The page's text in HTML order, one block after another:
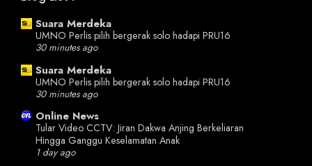
Suara Merdeka
UMNO Perlis pilih bergerak solo hadapi PRU16
30 minutes ago
Suara Merdeka
UMNO Perlis pilih bergerak solo hadapi PRU16
30 minutes ago
Online News
Tular Video CCTV: Jiran Dakwa Anjing Berkeliaran
Hingga Ganggu Keselamatan Anak
1 day ago